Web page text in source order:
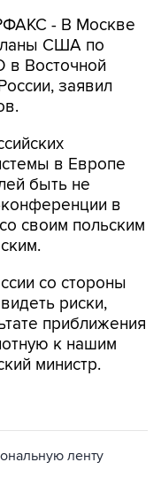
- В Москве
США по
Восточной
заявил
в Европе
быть не
в
своим польским
со стороны
риски,
приближения
к нашим
министр.
ленту